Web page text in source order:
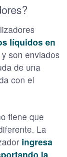
líquidos en
y son enviados
de una
con el
tiene que
La
ingresa
la